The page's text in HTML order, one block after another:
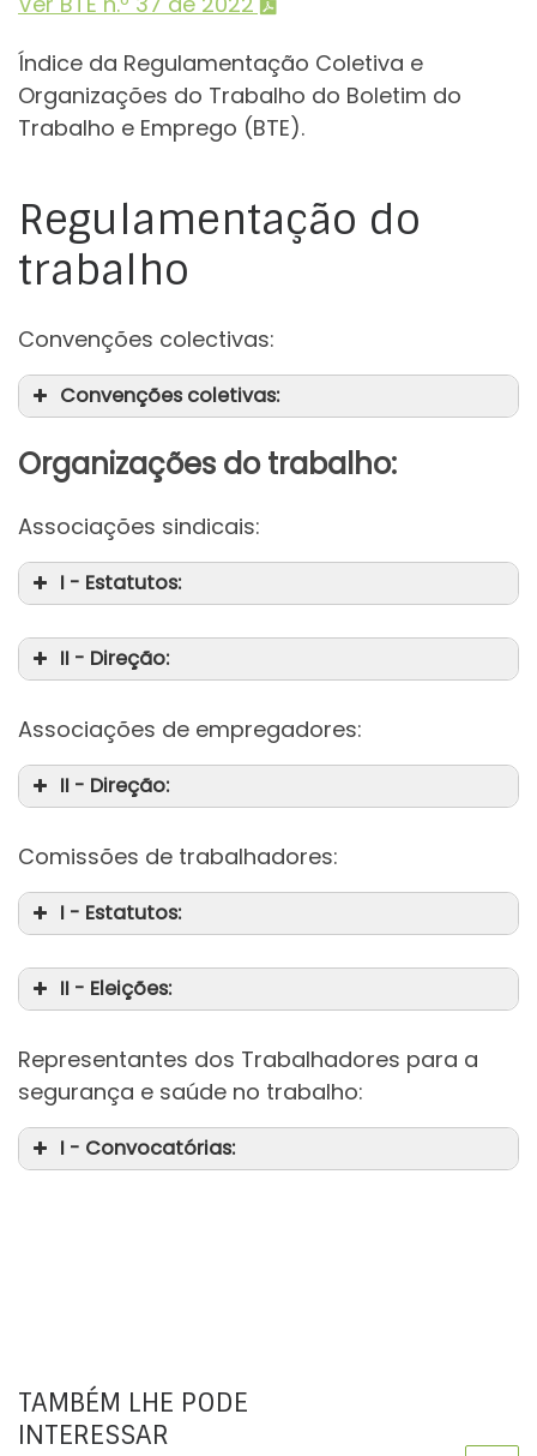
Índice da Regulamentação Coletiva e
Organizações do Trabalho do Boletim do
Trabalho e Emprego (BTE).
Regulamentação do
trabalho
Convenções colectivas:
Convenções coletivas:
Organizações do trabalho:
Associações sindicais:
I - Estatutos:
II - Direção:
Associações de empregadores:
II - Direção:
Comissões de trabalhadores:
I - Estatutos:
da
II - Eleições:
Representantes dos Trabalhadores para a
segurança e saúde no trabalho:
I - Convocatórias:
TAMBÉM LHE PODE
INTERESSAR